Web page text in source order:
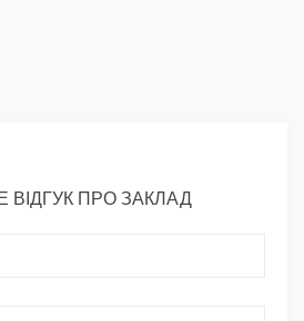
ВІДГУК ПРО ЗАКЛАД